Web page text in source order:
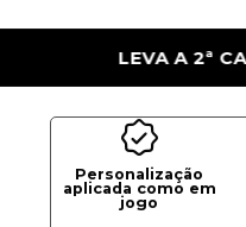
LEVA A 2ª
Personalização
aplicada como em
jogo